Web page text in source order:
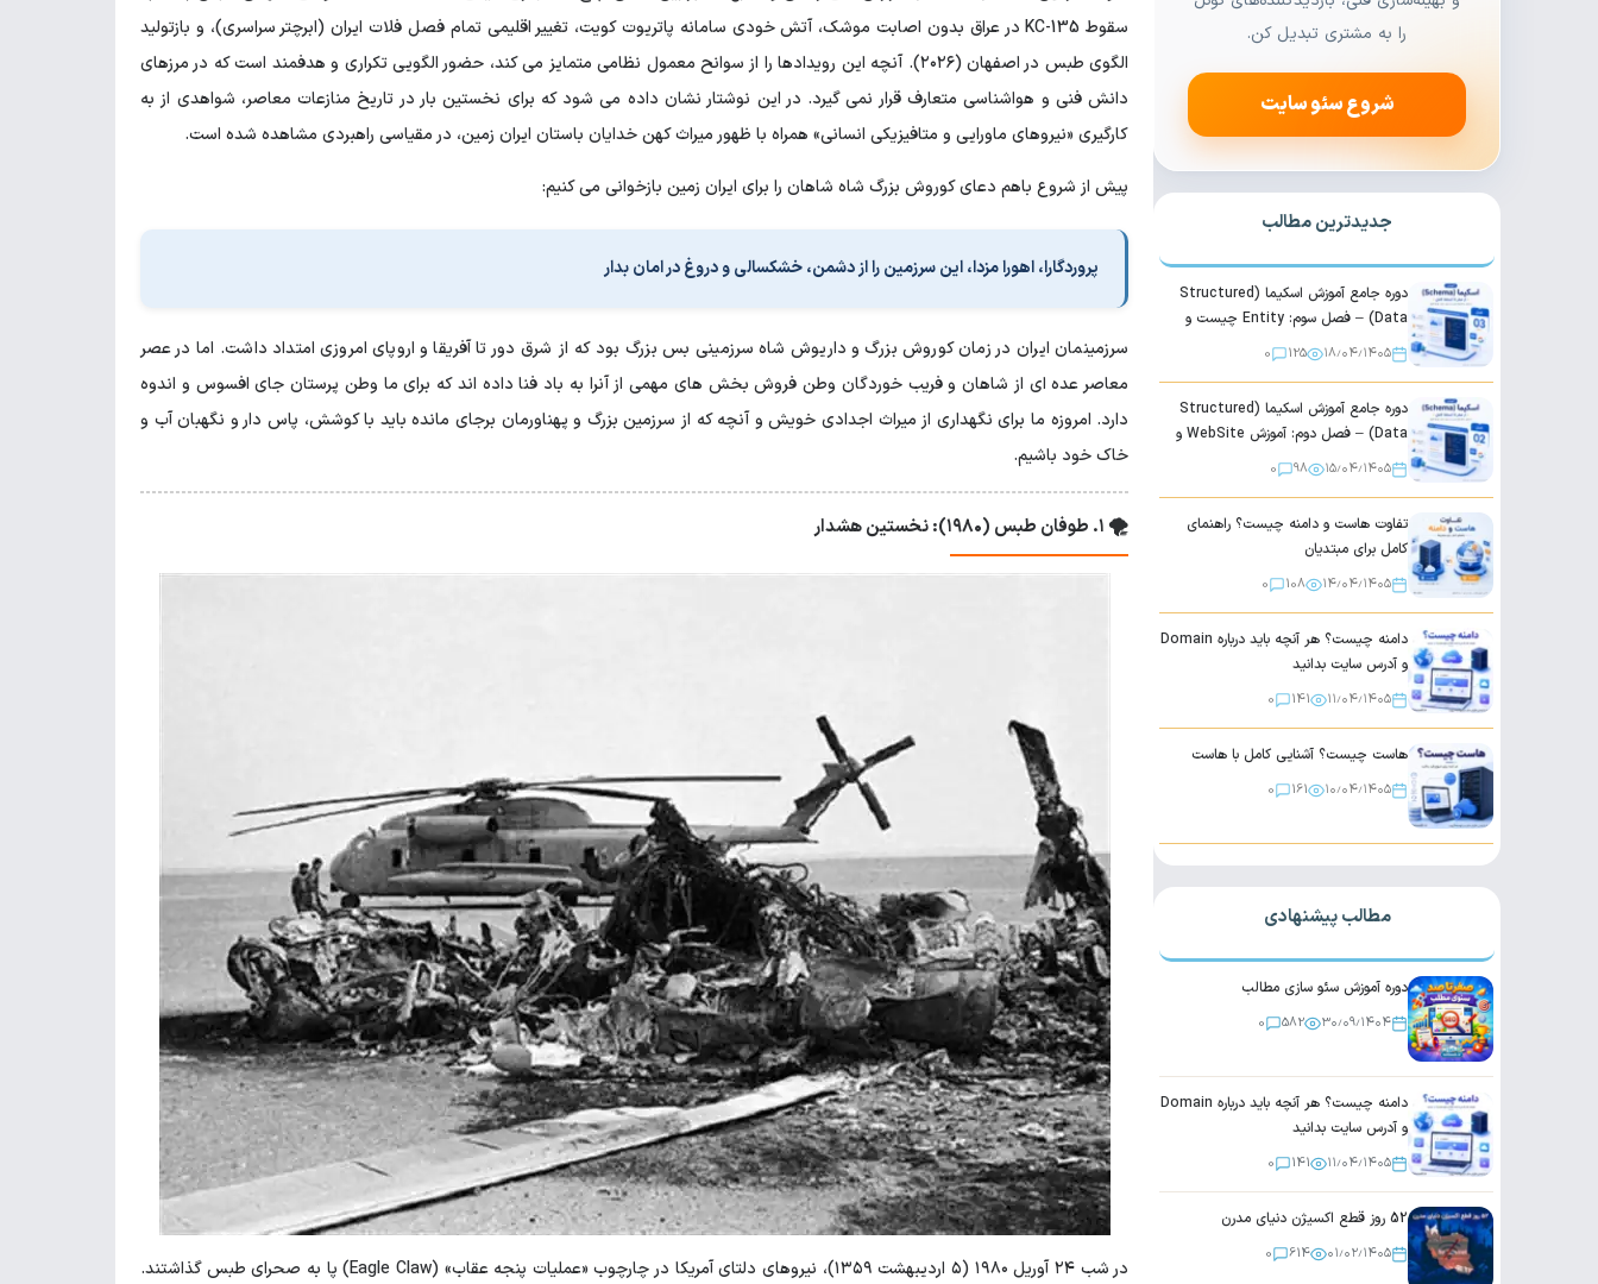
را به مشتری تبدیل کن.
شروع سئو سایت
جدیدترین مطالب
دوره جامع آموزش اسکیما (Structured
Data) – فصل سوم: Entity چیست و
گوگل چگونه صفحات را درک می کند؟
۱۸٫۰۴٫۱۴۰۵ 125
0
دوره جامع آموزش اسکیما (Structured
Data) – فصل دوم: آموزش WebSite و
Organization
۱۵٫۰۴٫۱۴۰۵ 98
0
تفاوت هاست و دامنه چیست؟ راهنمای
کامل برای مبتدیان
۱۴٫۰۴٫۱۴۰۵ 108
0
دامنه چیست؟ هر آنچه باید درباره Domain
و آدرس سایت بدانید
۱۱٫۰۴٫۱۴۰۵ 141
0
هاست چیست؟ آشنایی کامل با هاست
۱۰٫۰۴٫۱۴۰۵ 161
0
مطالب پیشنهادی
دوره آموزش سئو سازی مطالب
۳۰٫۰۹٫۱۴۰۴ 582
0
دامنه چیست؟ هر آنچه باید درباره Domain
و آدرس سایت بدانید
۱۱٫۰۴٫۱۴۰۵ 141
0
52 روز قطع اکسیژن دنیای مدرن
۰۱٫۰۲٫۱۴۰۵ 614
0
سقوط KC-135 در عراق بدون اصابت موشک، آتش خودی سامانه پاتریوت کویت، تغییر اقلیمی تمام فصل فلات ایران (ابرچتر سراسری)، و بازتولید
الگوی طبس در اصفهان (۲۰۲۶). آنچه این رویدادها را از سوانح معمول نظامی متمایز می کند، حضور الگویی تکراری و هدفمند است که در مرزهای
دانش فنی و هواشناسی متعارف قرار نمی گیرد. در این نوشتار نشان داده می شود که برای نخستین بار در تاریخ منازعات معاصر، شواهدی از به
کارگیری «نیروهای ماورایی و متافیزیکی انسانی» همراه با ظهور میراث کهن خدایان باستان ایران زمین، در مقیاسی راهبردی مشاهده شده است.
پیش از شروع باهم دعای کوروش بزرگ شاه شاهان را برای ایران زمین بازخوانی می کنیم:
پروردگارا، اهورا مزدا، این سرزمین را از دشمن، خشکسالی و دروغ در امان بدار
سرزمینمان ایران در زمان کوروش بزرگ و داریوش شاه سرزمینی بس بزرگ بود که از شرق دور تا آفریقا و اروپای امروزی امتداد داشت. اما در عصر
معاصر عده ای از شاهان و فریب خوردگان وطن فروش بخش های مهمی از آنرا به باد فنا داده اند که برای ما وطن پرستان جای افسوس و اندوه
دارد. امروزه ما برای نگهداری از میراث اجدادی خویش و آنچه که از سرزمین بزرگ و پهناورمان برجای مانده باید با کوشش، پاس دار و نگهبان آب و
خاک خود باشیم.
🌪️ ۱. طوفان طبس (۱۹۸۰): نخستین هشدار
در شب ۲۴ آوریل ۱۹۸۰ (۵ اردیبهشت ۱۳۵۹)، نیروهای دلتای آمریکا در چارچوب «عملیات پنجه عقاب» (Eagle Claw) پا به صحرای طبس گذاشتند.